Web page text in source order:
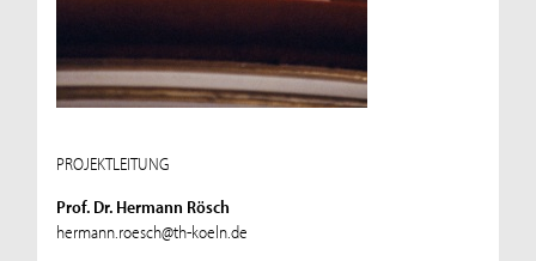
PROJEKTLEITUNG
Prof. Dr. Hermann Rösch
hermann.roesch@th-koeln.de